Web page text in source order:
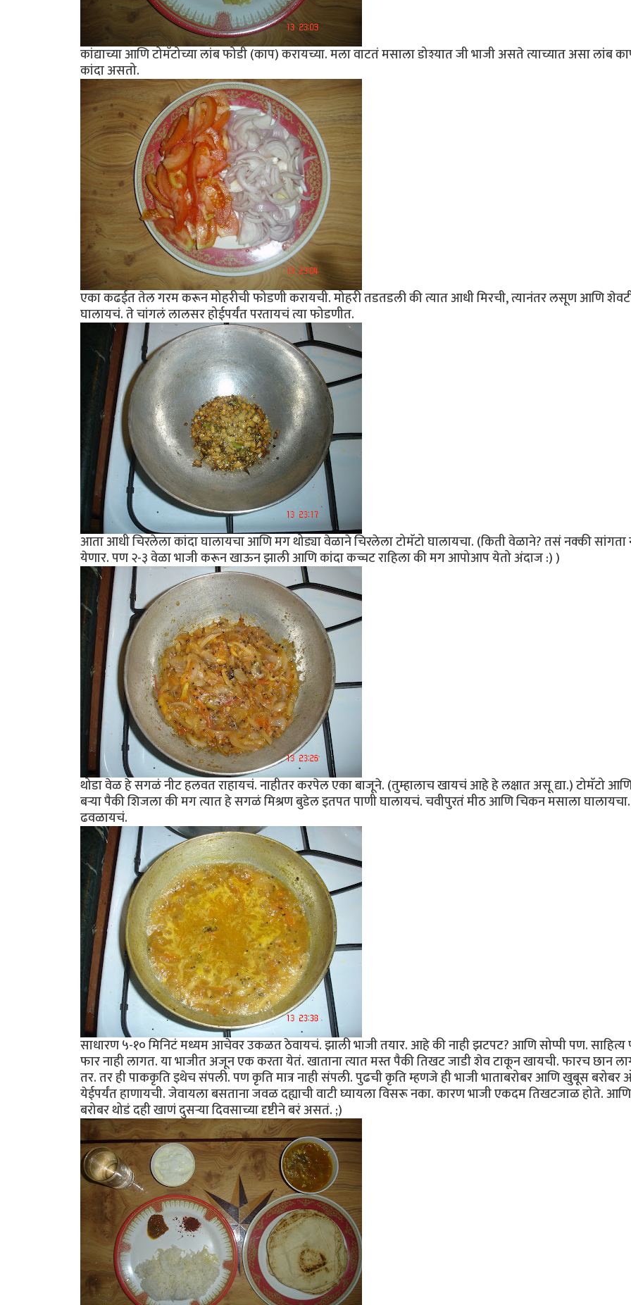
कांद्याच्या आणि टोमॅटोच्या लांब फोडी (काप) करायच्या. मला वाटतं मसाला डोश्यात जी भाजी असते त्याच्यात असा लांब
कांदा असतो.
एका कढईत तेल गरम करून मोहरीची फोडणी करायची. मोहरी तडतडली की त्यात आधी मिरची, त्यानंतर लसूण आणि
घालायचं. ते चांगलं लालसर होईपर्यंत परतायचं त्या फोडणीत.
आता आधी चिरलेला कांदा घालायचा आणि मग थोड्या वेळाने चिरलेला टोमॅटो घालायचा. (किती वेळाने? तसं नक्की सांगता
येणार. पण २-३ वेळा भाजी करून खाऊन झाली आणि कांदा कच्चट राहिला की मग आपोआप येतो अंदाज :) )
थोडा वेळ हे सगळं नीट हलवत राहायचं. नाहीतर करपेल एका बाजूने. (तुम्हालाच खायचं आहे हे लक्षात असू द्या.) टोमॅटो
बर्‍या पैकी शिजला की मग त्यात हे सगळं मिश्रण बुडेल इतपत पाणी घालायचं. चवीपुरतं मीठ आणि चिकन मसाला
ढवळायचं.
साधारण ५-१० मिनिटं मध्यम आचेवर उकळत ठेवायचं. झाली भाजी तयार. आहे की नाही झटपट? आणि सोप्पी पण.
फार नाही लागत. या भाजीत अजून एक करता येतं. खाताना त्यात मस्त पैकी तिखट जाडी शेव टाकून खायची. फारच छान
तर. तर ही पाककृति इथेच संपली. पण कृति मात्र नाही संपली. पुढची कृति म्हणजे ही भाजी भाताबरोबर आणि खुबूस बरोबर
येईपर्यंत हाणायची. जेवायला बसताना जवळ दह्याची वाटी घ्यायला विसरू नका. कारण भाजी एकदम तिखटजाळ होते. आणि
बरोबर थोडं दही खाणं दुसर्‍या दिवसाच्या दृष्टीने बरं असतं. ;)